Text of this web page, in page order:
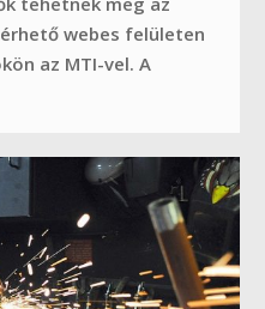
webes felületen
az MTI-vel. A